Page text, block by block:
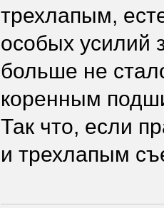
трехлапым,
особых усилий
больше не
коренным
Так что, если
и трехлапым